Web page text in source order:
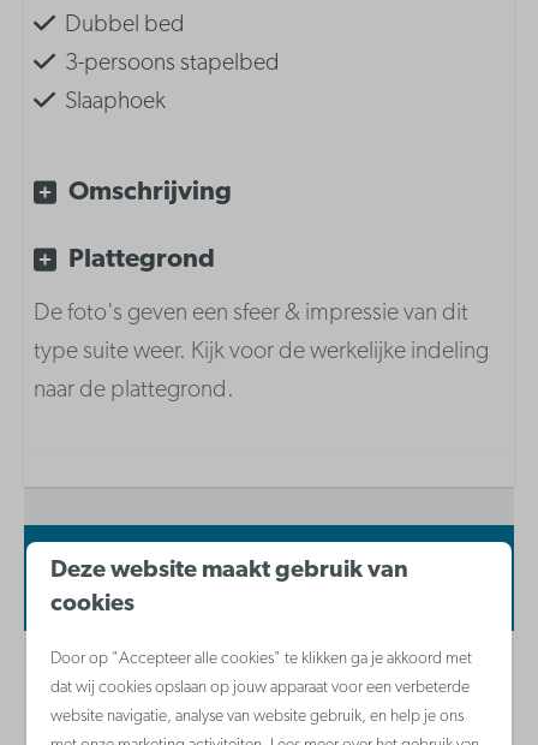
Dubbel bed
3-persoons stapelbed
Slaaphoek
Slaaphoek met 3-persoons stapelbed
Slaapkamer met dubbel bed
Slaapkamer met dubbel bed
Koelkast met vriesvak
Waterkoker
Keramische kookplaat
Vaatwasser
Badkamer
Omschrijving
Plattegrond
De foto's geven een sfeer & impressie van dit
type suite weer. Kijk voor de werkelijke indeling
naar de plattegrond.
Beschikbaarheid en prijs
2 gasten
Deze website maakt gebruik van
cookies
Door op "Accepteer alle cookies" te klikken ga je akkoord met
dat wij cookies opslaan op jouw apparaat voor een verbeterde
website navigatie, analyse van website gebruik, en help je ons